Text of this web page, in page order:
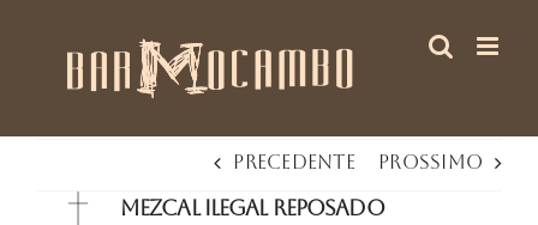
Precedente Prossimo
mezcal ilegal reposado